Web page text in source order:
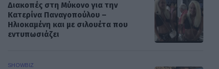
Διακοπές στη Μύκονο για την
Κατερίνα Παναγοπούλου –
Ηλιοκαμένη και με σιλουέτα που
εντυπωσιάζει
SHOWBIZ